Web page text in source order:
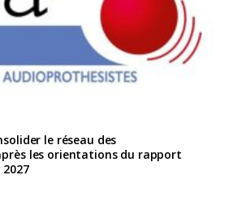
le réseau des
les orientations du rapport